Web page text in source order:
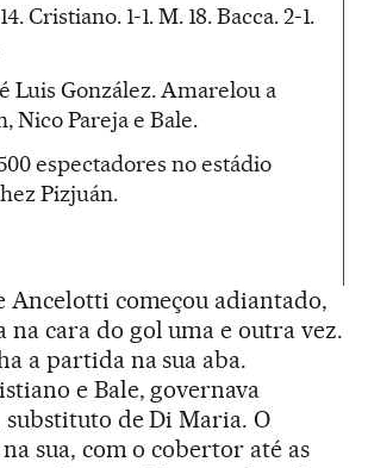
Cristiano. 1-1. M. 18. Bacca. 2-1.
Luis González. Amarelou a
Nico Pareja e Bale.
espectadores no estádio
Pizjuán.
Ancelotti começou adiantado,
na cara do gol uma e outra vez.
a partida na sua aba.
e Bale, governava
de Di Maria. O
sua, com o cobertor até as